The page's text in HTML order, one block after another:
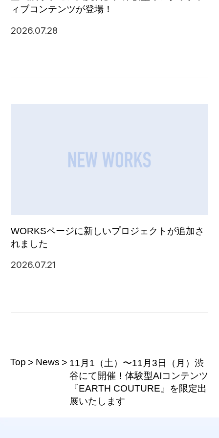
ィブコンテンツが登場！
2026.07.28
WORKSページに新しいプロジェクトが追加さ
れました
2026.07.21
Top News
11月1（土）〜11月3日（月）渋
谷にて開催！体験型AIコンテンツ
『EARTH COUTURE』を限定出
展いたします